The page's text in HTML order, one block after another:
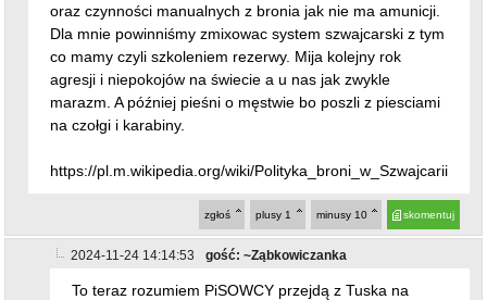
oraz czynności manualnych z bronia jak nie ma amunicji.
Dla mnie powinniśmy zmixowac system szwajcarski z tym
co mamy czyli szkoleniem rezerwy. Mija kolejny rok
agresji i niepokojów na świecie a u nas jak zwykle
marazm. A później pieśni o męstwie bo poszli z piesciami
na czołgi i karabiny.
https://pl.m.wikipedia.org/wiki/Polityka_broni_w_Szwajcarii
skomentuj
minusy 10
plusy 1
zgłoś
2024-11-24 14:14:53 gość: ~Ząbkowiczanka
To teraz rozumiem PiSOWCY przejdą z Tuska na